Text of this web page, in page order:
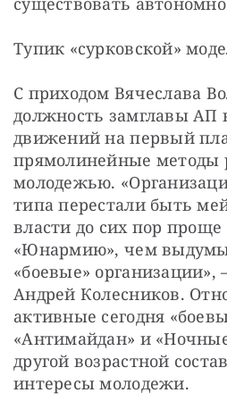
Тупик «сурковской»
С приходом Вячеслава
должность замглавы АП
движений на первый
прямолинейные методы
молодежью.
типа перестали быть
власти до сих пор
«Юнармию», чем
«боевые» организации»,
Андрей Колесников.
активные сегодня
«Антимайдан» и
другой возрастной
интересы молодежи.